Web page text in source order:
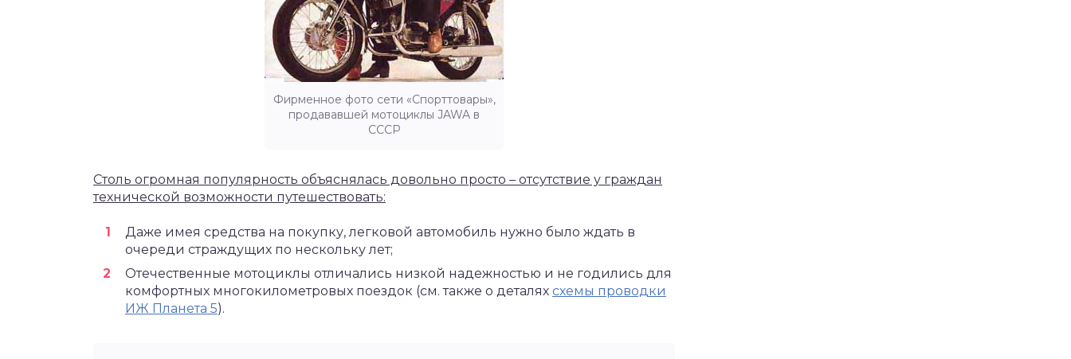
Фирменное фото сети «Спорттовары»,
продававшей мотоциклы JAWA в
СССР
Столь огромная популярность объяснялась довольно просто – отсутствие у граждан
технической возможности путешествовать:
Даже имея средства на покупку, легковой автомобиль нужно было ждать в
очереди страждущих по нескольку лет;
Отечественные мотоциклы отличались низкой надежностью и не годились для
комфортных многокилометровых поездок (см. также о деталях схемы проводки
ИЖ Планета 5).